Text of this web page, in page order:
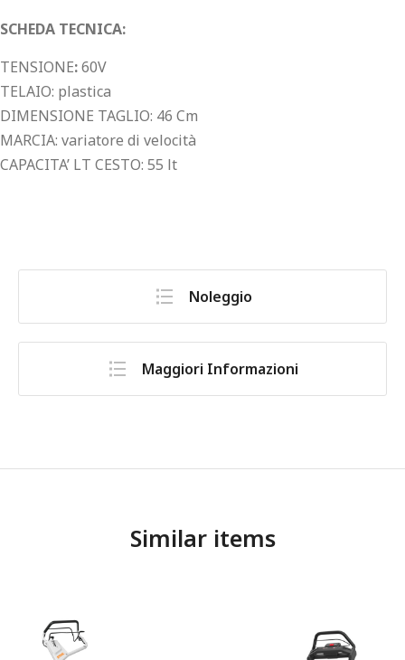
SCHEDA TECNICA:
TENSIONE:60V
TELAIO: plastica
DIMENSIONE TAGLIO: 46 Cm
MARCIA: variatore di velocità
CAPACITA’ LT CESTO: 55 lt
Noleggio
Maggiori Informazioni
Similar items